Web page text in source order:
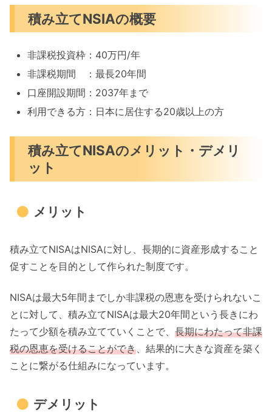
積み立てNSIAの概要
非課税投資枠：40万円/年
非課税期間 ：最長20年間
口座開設期間：2037年まで
利用できる方：日本に居住する20歳以上の方
積み立てNISAのメリット・デメリ
ット
メリット
積み立てNISAはNISAに対し、長期的に資産形成すること
促すことを目的として作られた制度です。
NISAは最大5年間までしか非課税の恩恵を受けられないこ
とに対して、積み立てNISAは最大20年間という長きにわ
たって少額を積み立てていくことで、 長期にわたって非課
税の恩恵を受けることができ 、結果的に大きな資産を築く
ことに繋がる仕組みになっています。
デメリット